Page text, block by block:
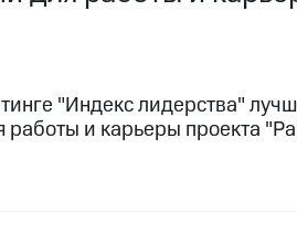
"Индекс лидерства"
работы и карьеры проекта